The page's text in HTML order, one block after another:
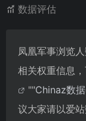
数据评估
凤凰军事浏览
相关权重信息
""Chinaz数据
议大家请以爱